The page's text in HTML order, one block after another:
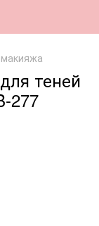
теней
277